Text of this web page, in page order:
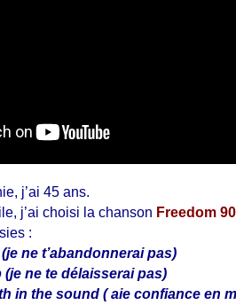
j’ai 45 ans.
j’ai choisi la chanson Freedom
:
ne t’abandonnerai pas)
ne te délaisserai pas)
in the sound ( aie confiance en